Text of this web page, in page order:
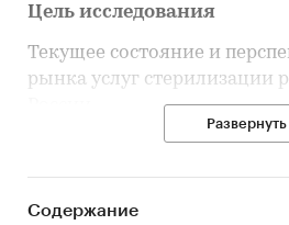
Цель исследования
Текущее состояние и
рынка услуг стерилизации
Задачи исследования
стерилизации
Развернуть
Содержание